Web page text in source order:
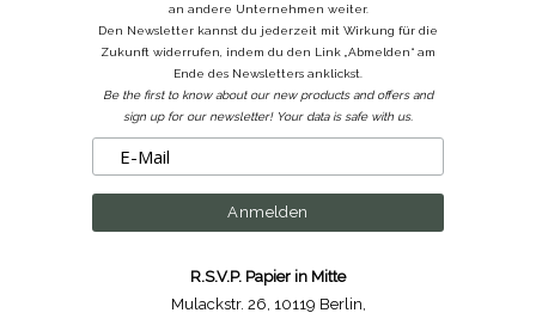
an andere Unternehmen weiter.
Den Newsletter kannst du jederzeit mit Wirkung für die
Zukunft widerrufen, indem du den Link „Abmelden“ am
Ende des Newsletters anklickst.
Be the first to know about our new products and offers and
sign up for our newsletter! Your data is safe with us.
R.S.V.P. Papier in Mitte
Mulackstr. 26 10119 Berlin